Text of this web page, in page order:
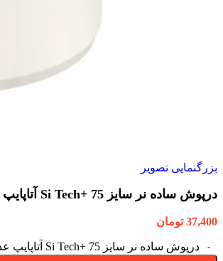
بزرگنمایی تصویر
درپوش ساده نر سایز 75 +Si Tech آتاپایپ
37,400 تومان
درپوش ساده نر سایز 75 +Si Tech آتاپایپ عدد